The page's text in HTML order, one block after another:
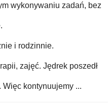
wykonywaniu zadań, bez
i rodzinnie.
zajęć. Jędrek poszedł
kontynuujemy ...